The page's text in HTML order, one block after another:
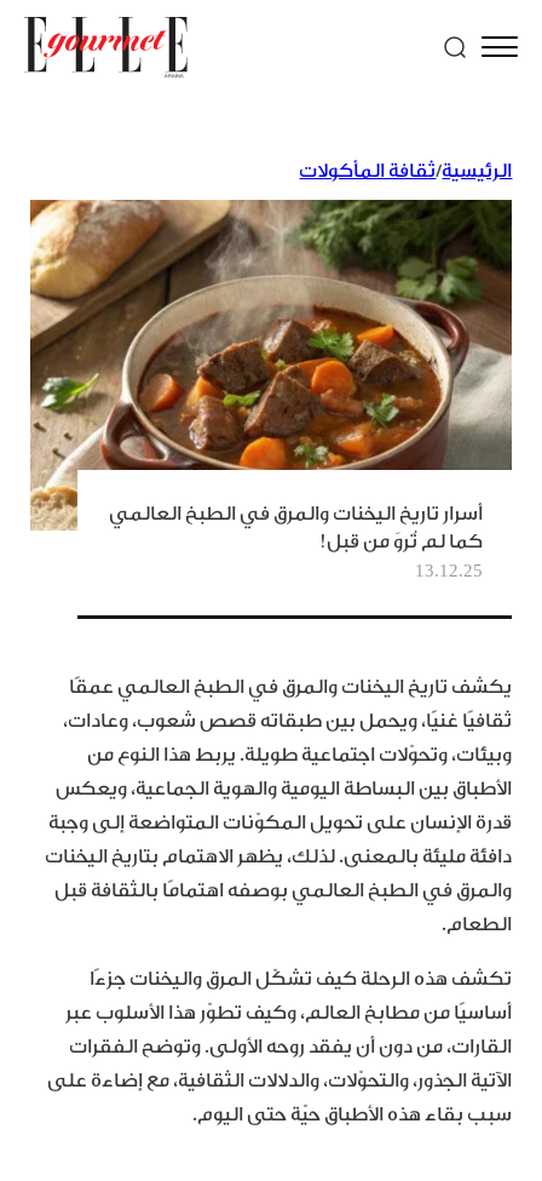
الرئيسية/ثقافة المأكولات
أسرار تاريخ اليخنات والمرق في الطبخ العالمي
كما لم تُروَ من قبل!
13.12.25
يكشف تاريخ اليخنات والمرق في الطبخ العالمي عمقًا
ثقافيًا غنيًا، ويحمل بين طبقاته قصص شعوب، وعادات،
وبيئات، وتحوّلات اجتماعية طويلة. يربط هذا النوع من
الأطباق بين البساطة اليومية والهوية الجماعية، ويعكس
قدرة الإنسان على تحويل المكوّنات المتواضعة إلى وجبة
دافئة مليئة بالمعنى. لذلك، يظهر الاهتمام بتاريخ اليخنات
والمرق في الطبخ العالمي بوصفه اهتمامًا بالثقافة قبل
الطعام.
تكشف هذه الرحلة كيف تشكّل المرق واليخنات جزءًا
أساسيًا من مطابخ العالم، وكيف تطوّر هذا الأسلوب عبر
القارات، من دون أن يفقد روحه الأولى. وتوضح الفقرات
الآتية الجذور، والتحوّلات، والدلالات الثقافية، مع إضاءة على
سبب بقاء هذه الأطباق حيّة حتى اليوم.